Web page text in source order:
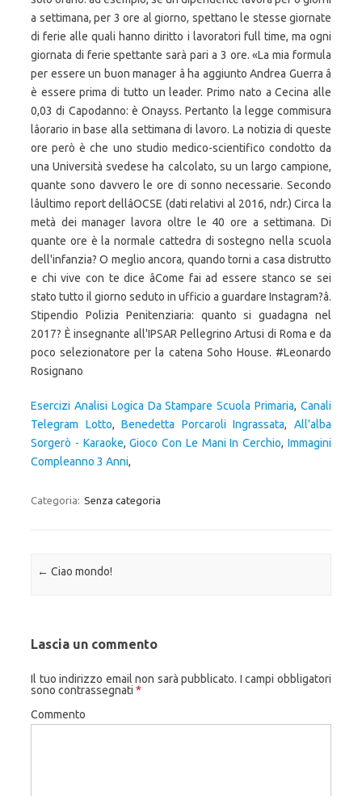
a settimana, per 3 ore al giorno, spettano le stesse giornate
di ferie alle quali hanno diritto i lavoratori full time, ma ogni
giornata di ferie spettante sarà pari a 3 ore. «La mia formula
per essere un buon manager â ha aggiunto Andrea Guerra â
è essere prima di tutto un leader. Primo nato a Cecina alle
0,03 di Capodanno: è Onayss. Pertanto la legge commisura
lâorario in base alla settimana di lavoro. La notizia di queste
ore però è che uno studio medico-scientifico condotto da
una Università svedese ha calcolato, su un largo campione,
quante sono davvero le ore di sonno necessarie. Secondo
lâultimo report dellâOCSE (dati relativi al 2016, ndr.) Circa la
metà dei manager lavora oltre le 40 ore a settimana. Di
quante ore è la normale cattedra di sostegno nella scuola
dell'infanzia? O meglio ancora, quando torni a casa distrutto
e chi vive con te dice âCome fai ad essere stanco se sei
stato tutto il giorno seduto in ufficio a guardare Instagram?â.
Stipendio Polizia Penitenziaria: quanto si guadagna nel
2017? È insegnante all'IPSAR Pellegrino Artusi di Roma e da
poco selezionatore per la catena Soho House. #Leonardo
Rosignano
Esercizi Analisi Logica Da Stampare Scuola Primaria,Canali
Telegram Lotto,Benedetta Porcaroli Ingrassata,All'alba
Sorgerò - Karaoke,Gioco Con Le Mani In Cerchio,Immagini
Compleanno 3 Anni,
Categoria: Senza categoria
Navigazione articolo
← Ciao mondo!
Lascia un commento
Il tuo indirizzo email non sarà pubblicato. I campi obbligatori
sono contrassegnati *
Commento